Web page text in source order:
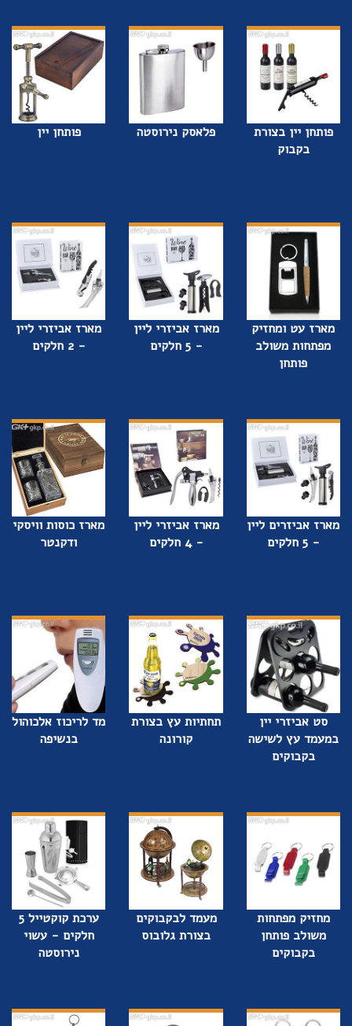
פותחן יין בצורת
בקבוק
פלאסק נירוסטה פותחן יין
מארז עט ומחזיק
מפתחות משולב
פותחן
מארז אביזרי ליין
- 5 חלקים
מארז אביזרי ליין
- 2 חלקים
מארז אביזרים ליין
- 5 חלקים
מארז אביזרי ליין
- 4 חלקים
מארז כוסות וויסקי
ודקנטר
סט אביזרי יין
במעמד עץ לשישה
בקבוקים
תחתיות עץ בצורת
קורונה
מד לריכוז אלכוהול
בנשיפה
מחזיק מפתחות
משולב פותחן
בקבוקים
מעמד לבקבוקים
בצורת גלובוס
ערכת קוקטייל 5
חלקים - עשוי
נירוסטה